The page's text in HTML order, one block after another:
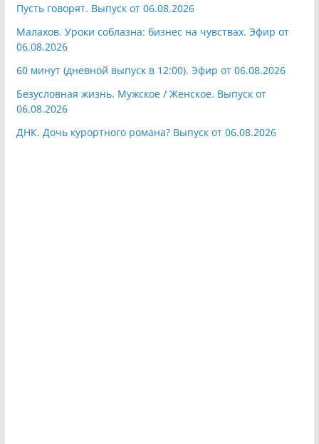
Пусть говорят. Выпуск от 06.08.2026
Малахов. Уроки соблазна: бизнес на чувствах. Эфир от
06.08.2026
60 минут (дневной выпуск в 12:00). Эфир от 06.08.2026
Безусловная жизнь. Мужское / Женское. Выпуск от
06.08.2026
ДНК. Дочь курортного романа? Выпуск от 06.08.2026